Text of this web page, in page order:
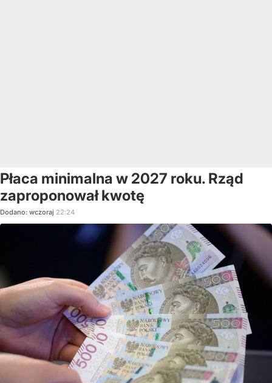
Płaca minimalna w 2027 roku. Rząd
zaproponował kwotę
Dodano: wczoraj 22:24